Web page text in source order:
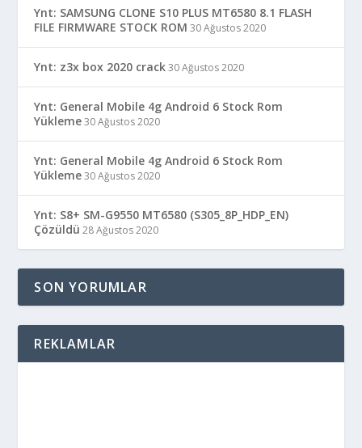
Ynt: SAMSUNG CLONE S10 PLUS MT6580 8.1 FLASH
FILE FIRMWARE STOCK ROM 30 Ağustos 2020
Ynt: z3x box 2020 crack 30 Ağustos 2020
Ynt: General Mobile 4g Android 6 Stock Rom
Yükleme 30 Ağustos 2020
Ynt: General Mobile 4g Android 6 Stock Rom
Yükleme 30 Ağustos 2020
Ynt: S8+ SM-G9550 MT6580 (S305_8P_HDP_EN)
Çözüldü 28 Ağustos 2020
SON YORUMLAR
REKLAMLAR